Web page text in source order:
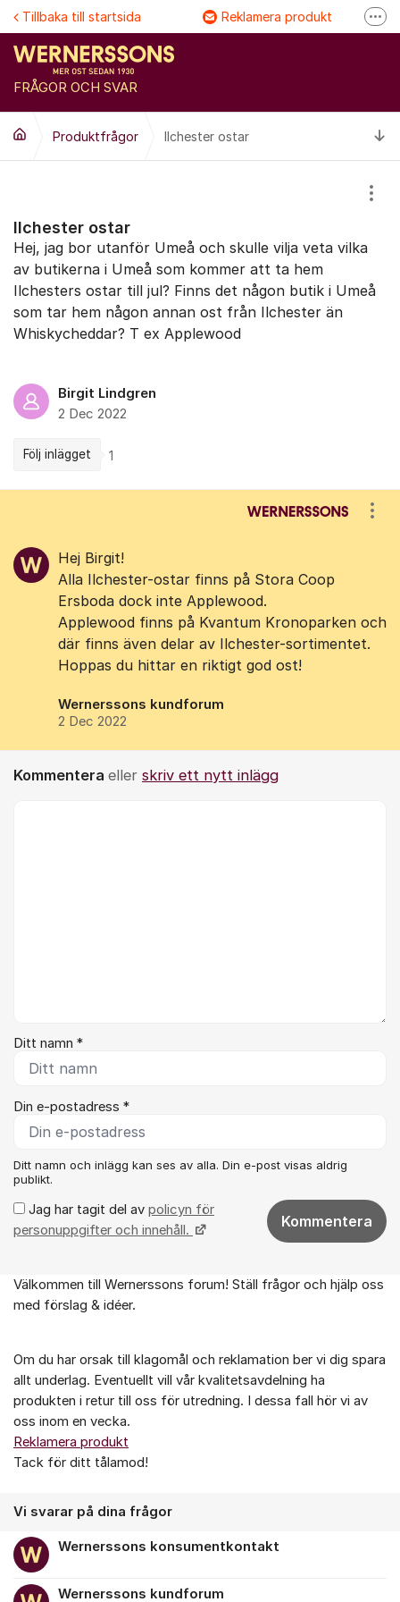
Hoppa till innehåll
FRÅGOR OCH SVAR
Tillbaka till startsida Reklamera produkt
FAQ
Produktfrågor Ilchester ostar
Ilchester ostar
Hej, jag bor utanför Umeå och skulle vilja veta vilka
av butikerna i Umeå som kommer att ta hem
Ilchesters ostar till jul? Finns det någon butik i Umeå
som tar hem någon annan ost från Ilchester än
Whiskycheddar? T ex Applewood
Birgit Lindgren
2 Dec 2022
Följ inlägget 1
Hej Birgit!
Alla Ilchester-ostar finns på Stora Coop
Ersboda dock inte Applewood.
Applewood finns på Kvantum Kronoparken och
där finns även delar av Ilchester-sortimentet.
Hoppas du hittar en riktigt god ost!
Wernerssons kundforum
2 Dec 2022
Kommentera eller skriv ett nytt inlägg
Ditt namn *
Din e-postadress *
Ditt namn och inlägg kan ses av alla. Din e-post visas aldrig
publikt.
Jag har tagit del av policyn för
personuppgifter och innehåll.
Kommentera
Om forumet
Välkommen till Wernerssons forum! Ställ frågor och hjälp oss
med förslag & idéer.
Om du har orsak till klagomål och reklamation ber vi dig spara
allt underlag. Eventuellt vill vår kvalitetsavdelning ha
produkten i retur till oss för utredning. I dessa fall hör vi av
oss inom en vecka.
Reklamera produkt
Tack för ditt tålamod!
Vi svarar på dina frågor
Wernerssons konsumentkontakt
Wernerssons kundforum